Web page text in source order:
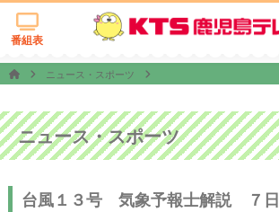
番組表
ニュース・スポーツ
ニュース・スポーツ
台風１３号 気象予報士解説 ７